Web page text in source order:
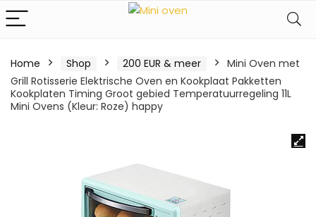
Home Shop 200 EUR & meer
Mini Oven met
Grill Rotisserie Elektrische Oven en Kookplaat Pakketten
Kookplaten Timing Groot gebied Temperatuurregeling 11L
Mini Ovens (Kleur: Roze) happy